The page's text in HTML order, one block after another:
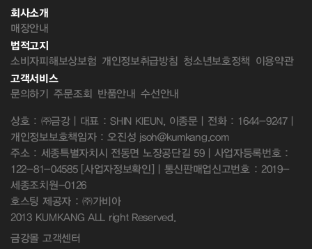
회사소개
매장안내
법적고지
소비자피해보상보험 개인정보취급방침 청소년보호정책 이용약관
고객서비스
문의하기 주문조회 반품안내 수선안내
상호 : ㈜금강 | 대표 : SHIN KIEUN, 이종문 | 전화 : 1644-9247 |
개인정보보호책임자 : 오진성 jsoh@kumkang.com
주소 : 세종특별자치시 전동면 노장공단길 59 | 사업자등록번호 :
122-81-04585 [사업자정보확인] | 통신판매업신고번호 : 2019-
세종조치원-0126
호스팅 제공자 : ㈜가비아
2013 KUMKANG ALL right Reserved.
금강몰 고객센터